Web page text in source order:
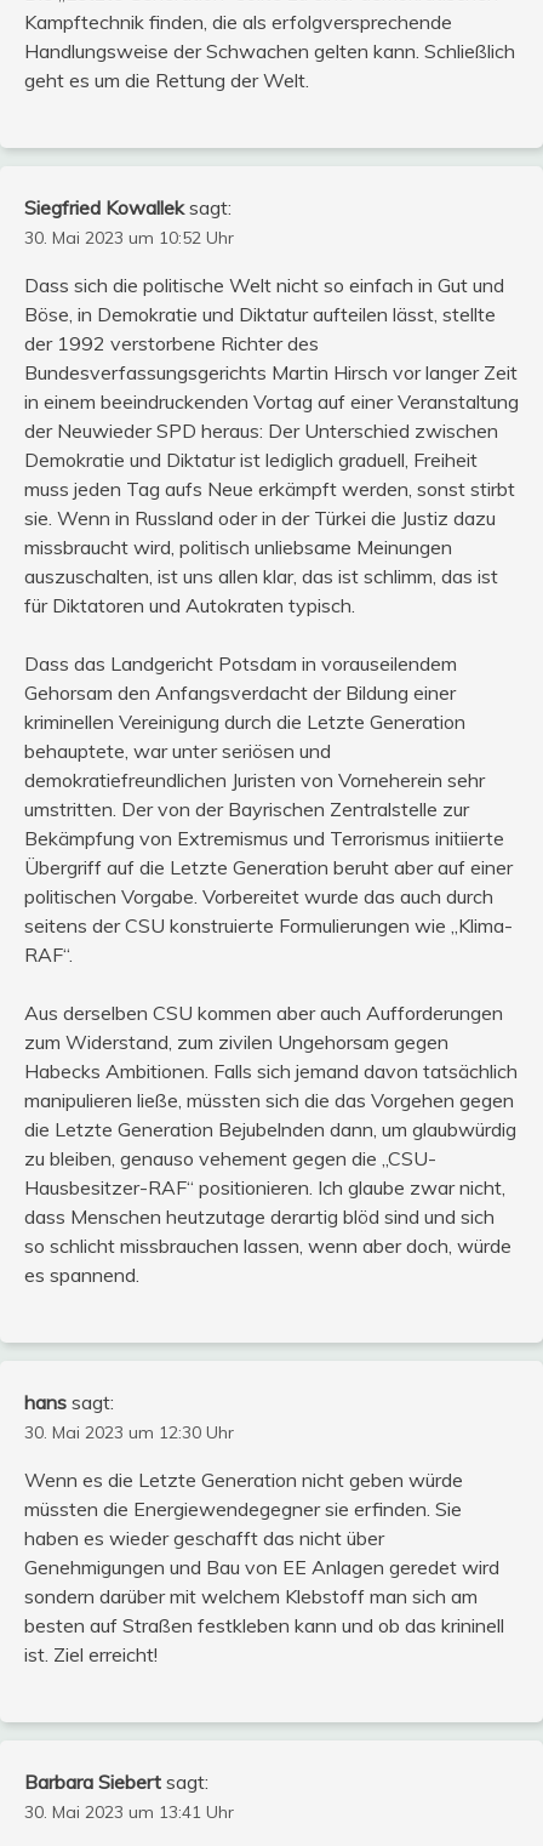
Kampftechnik finden, die als erfolgversprechende
Handlungsweise der Schwachen gelten kann. Schließlich
geht es um die Rettung der Welt.
Siegfried Kowallek sagt:
30. Mai 2023 um 10:52 Uhr
Dass sich die politische Welt nicht so einfach in Gut und
Böse, in Demokratie und Diktatur aufteilen lässt, stellte
der 1992 verstorbene Richter des
Bundesverfassungsgerichts Martin Hirsch vor langer Zeit
in einem beeindruckenden Vortag auf einer Veranstaltung
der Neuwieder SPD heraus: Der Unterschied zwischen
Demokratie und Diktatur ist lediglich graduell, Freiheit
muss jeden Tag aufs Neue erkämpft werden, sonst stirbt
sie. Wenn in Russland oder in der Türkei die Justiz dazu
missbraucht wird, politisch unliebsame Meinungen
auszuschalten, ist uns allen klar, das ist schlimm, das ist
für Diktatoren und Autokraten typisch.
Dass das Landgericht Potsdam in vorauseilendem
Gehorsam den Anfangsverdacht der Bildung einer
kriminellen Vereinigung durch die Letzte Generation
behauptete, war unter seriösen und
demokratiefreundlichen Juristen von Vorneherein sehr
umstritten. Der von der Bayrischen Zentralstelle zur
Bekämpfung von Extremismus und Terrorismus initiierte
Übergriff auf die Letzte Generation beruht aber auf einer
politischen Vorgabe. Vorbereitet wurde das auch durch
seitens der CSU konstruierte Formulierungen wie „Klima-
RAF“.
Aus derselben CSU kommen aber auch Aufforderungen
zum Widerstand, zum zivilen Ungehorsam gegen
Habecks Ambitionen. Falls sich jemand davon tatsächlich
manipulieren ließe, müssten sich die das Vorgehen gegen
die Letzte Generation Bejubelnden dann, um glaubwürdig
zu bleiben, genauso vehement gegen die „CSU-
Hausbesitzer-RAF“ positionieren. Ich glaube zwar nicht,
dass Menschen heutzutage derartig blöd sind und sich
so schlicht missbrauchen lassen, wenn aber doch, würde
es spannend.
hans sagt:
30. Mai 2023 um 12:30 Uhr
Wenn es die Letzte Generation nicht geben würde
müssten die Energiewendegegner sie erfinden. Sie
haben es wieder geschafft das nicht über
Genehmigungen und Bau von EE Anlagen geredet wird
sondern darüber mit welchem Klebstoff man sich am
besten auf Straßen festkleben kann und ob das krininell
ist. Ziel erreicht!
Barbara Siebert sagt:
30. Mai 2023 um 13:41 Uhr